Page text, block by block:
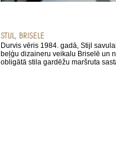
STIJL, BRISELE
Durvis vēris 1984. gadā, Stijl
beļģu dizaineru veikalu Briselē un
obligātā stila gardēžu maršruta